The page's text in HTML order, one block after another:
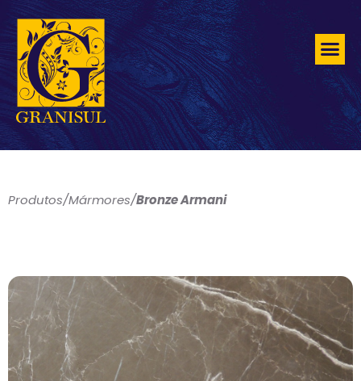
Produtos/Mármores/Bronze Armani